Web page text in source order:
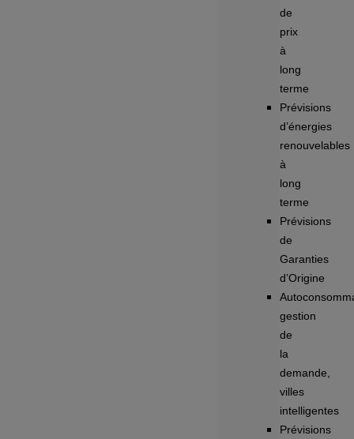
de
prix
à
long
terme
Prévisions
d’énergies
renouvelables
à
long
terme
Prévisions
de
Garanties
d’Origine
gestion
de
la
demande,
villes
intelligentes
Prévisions